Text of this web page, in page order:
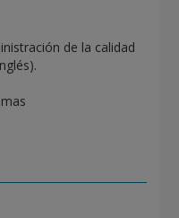
de la calidad